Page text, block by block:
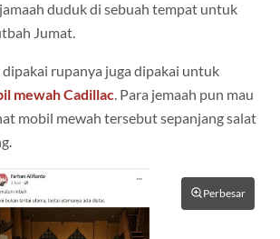
duduk di sebuah tempat untuk
Jumat.
rupanya juga dipakai untuk
mewahCadillac. Para jemaah pun mau
mobil mewah tersebut sepanjang salat
Perbesar